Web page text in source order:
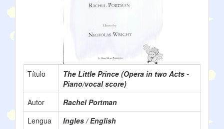
Título
The Little Prince (Opera in two Acts -
Piano/vocal score)
Autor
Rachel Portman
Lengua
Ingles / English